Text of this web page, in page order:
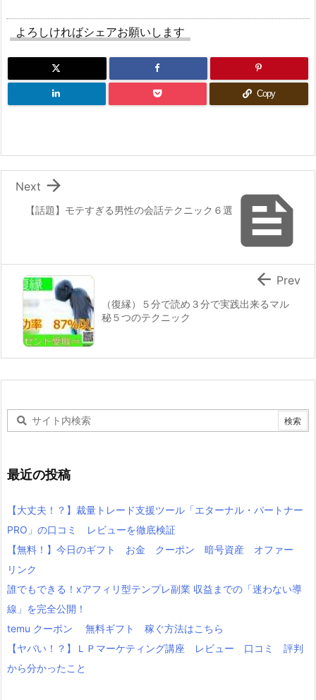
よろしければシェアお願いします
Copy

【話題】モテすぎる男性の会話テクニック６選

Next
（復縁）５分で読め３分で実践出来るマル
秘５つのテクニック
 Prev
最近の投稿
【大丈夫！？】裁量トレード支援ツール「エターナル・パートナー
PRO」の口コミ レビューを徹底検証
【無料！】今日のギフト お金 クーポン 暗号資産 オファー
リンク
誰でもできる！xアフィリ型テンプレ副業 収益までの「迷わない導
線」を完全公開！
temu クーポン 無料ギフト 稼ぐ方法はこちら
【ヤバい！？】ＬＰマーケティング講座 レビュー 口コミ 評判
から分かったこと